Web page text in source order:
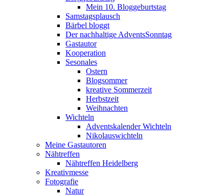
Mein 10. Bloggeburtstag
Samstagsplausch
Bärbel bloggt
Der nachhaltige AdventsSonntag
Gastautor
Kooperation
Sesonales
Ostern
Blogsommer
kreative Sommerzeit
Herbstzeit
Weihnachten
Wichteln
Adventskalender Wichteln
Nikolauswichteln
Meine Gastautoren
Nähtreffen
Nähtreffen Heidelberg
Kreativmesse
Fotografie
Natur